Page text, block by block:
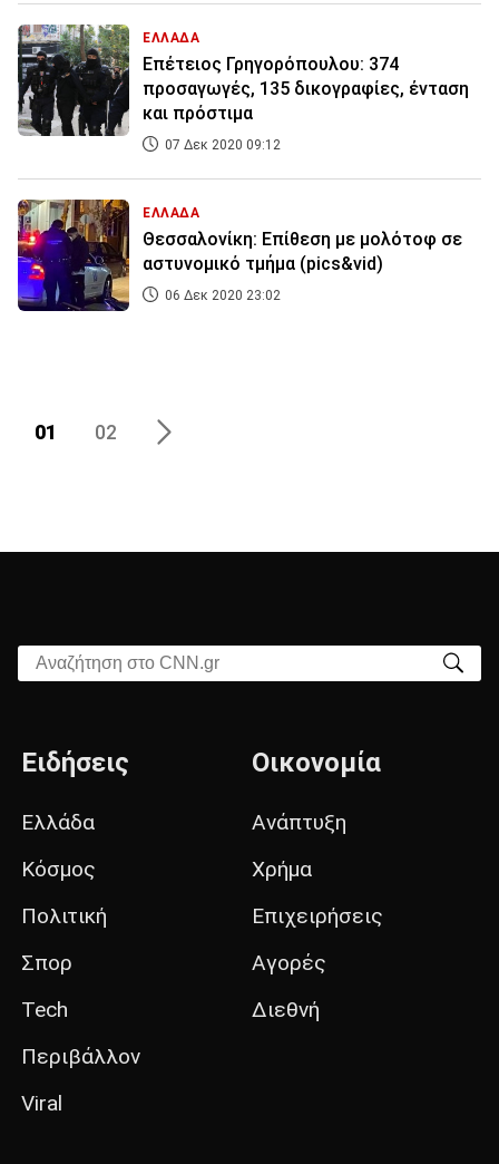
ΕΛΛΑΔΑ
Επέτειος Γρηγορόπουλου: 374
προσαγωγές, 135 δικογραφίες, ένταση
και πρόστιμα
07 Δεκ 2020 09:12
ΕΛΛΑΔΑ
Θεσσαλονίκη: Επίθεση με μολότοφ σε
αστυνομικό τμήμα (pics&vid)
06 Δεκ 2020 23:02
01 02
Αναζήτηση στο CNN.gr
Ειδήσεις
Ελλάδα
Κόσμος
Πολιτική
Σπορ
Tech
Περιβάλλον
Viral
Οικονομία
Ανάπτυξη
Χρήμα
Επιχειρήσεις
Αγορές
Διεθνή